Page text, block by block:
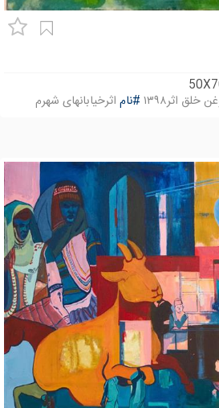
خلق اثر۱۳۹۸ #نام اثرخیابانهای شهرم